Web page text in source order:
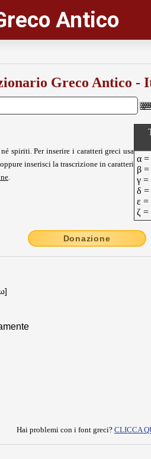
Antico
Greco Antico -
spiriti. Per inserire i caratteri greci usa
inserisci la trascrizione in caratteri
.
α =
β =
γ =
δ =
ε =
ζ =
Donazione
Hai problemi con i font greci? CLICCA